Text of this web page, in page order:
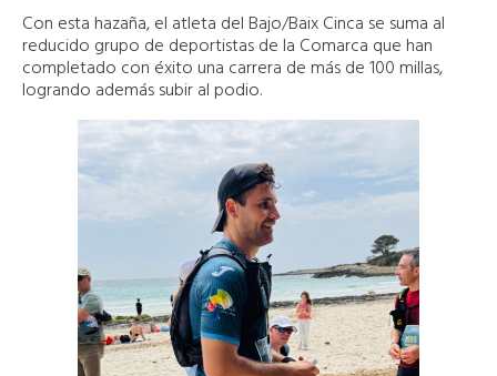
Con esta hazaña, el atleta del Bajo/Baix Cinca se suma al
reducido grupo de deportistas de la Comarca que han
completado con éxito una carrera de más de 100 millas,
logrando además subir al podio.